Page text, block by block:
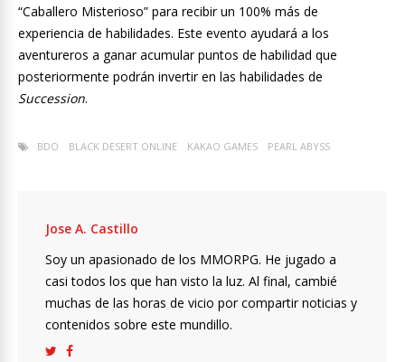
“Caballero Misterioso” para recibir un 100% más de
experiencia de habilidades. Este evento ayudará a los
aventureros a ganar acumular puntos de habilidad que
posteriormente podrán invertir en las habilidades de
Succession.
BDO BLACK DESERT ONLINE KAKAO GAMES PEARL ABYSS
Jose A. Castillo
Soy un apasionado de los MMORPG. He jugado a
casi todos los que han visto la luz. Al final, cambié
muchas de las horas de vicio por compartir noticias y
contenidos sobre este mundillo.